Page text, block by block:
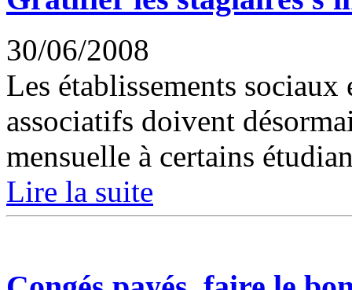
30/06/2008
Les établissements
associatifs doivent
mensuelle à certains
Lire la suite